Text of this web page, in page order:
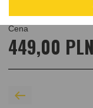
dostarczyć do
jednego dnia
Cena
449,00 PLN